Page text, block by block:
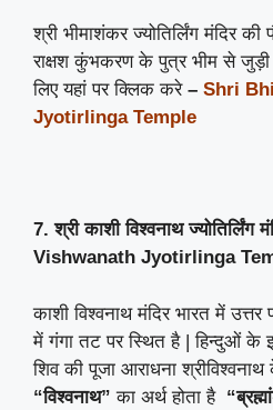
श्री भीमाशंकर ज्योतिर्लिंग मंदिर
राक्षश कुंभकरण के पुत्र भीम से
लिए यहां पर क्लिक करे– Shri
Jyotirlinga Temple
7. श्री काशी विश्वनाथ ज्योतिर्लिंग
Vishwanath Jyotirlinga
काशी विश्वनाथ मंदिर भारत में
में गंगा तट पर स्थित है | हिन्दुओं के
शिव की पूजा आराधना
“विश्वनाथ”का अर्थ होता है “